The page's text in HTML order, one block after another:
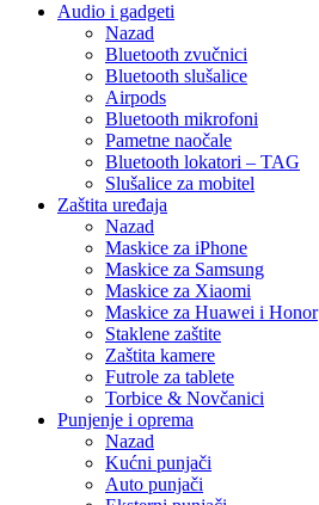
Audio i gadgeti
Nazad
Bluetooth zvučnici
Bluetooth slušalice
Airpods
Bluetooth mikrofoni
Pametne naočale
Bluetooth lokatori – TAG
Slušalice za mobitel
Zaštita uređaja
Nazad
Maskice za iPhone
Maskice za Samsung
Maskice za Xiaomi
Maskice za Huawei i Honor
Staklene zaštite
Zaštita kamere
Futrole za tablete
Torbice & Novčanici
Punjenje i oprema
Nazad
Kućni punjači
Auto punjači